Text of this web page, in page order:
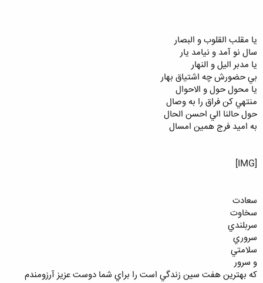
يا مقلب القلوب و البصار
سال نو آمد و نيامد يار
يا مدبر اليل و النهار
بي حضورش چه اشتياق بهار
يا محول حول و الاحوال
منتهي كن فراق را به وصال
حول حالنا الي احسن الحال
به اميد فرج همين امسال
[IMG]
سعادت
سخاوت
سربلندي
سروري
سلامتي
و سرور
كه بهترين هفت سين زندگي است را براي شما دوست عزيز آرزومندم